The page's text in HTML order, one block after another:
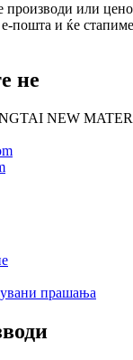
производи или
е-пошта и ќе
не
NEW
прашања